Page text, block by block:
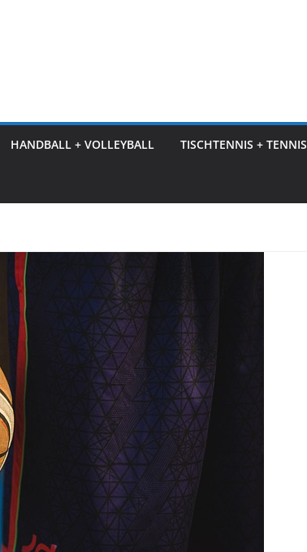
HANDBALL + VOLLEYBALL TISCHTENNIS + TENNIS